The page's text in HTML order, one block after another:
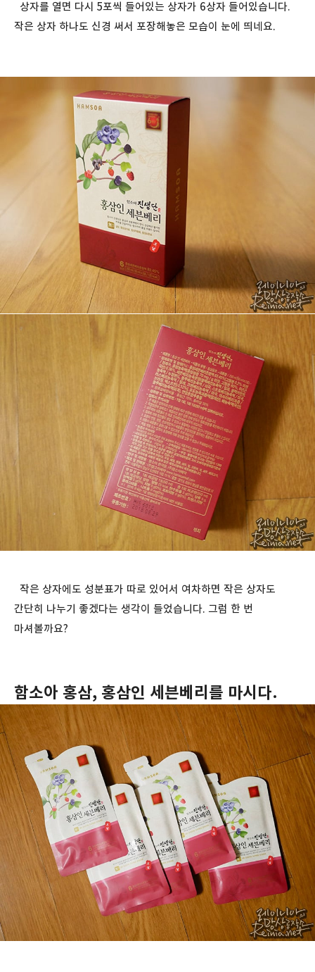
상자를 열면 다시 5포씩 들어있는 상자가 6상자 들어있습니다.
작은 상자 하나도 신경 써서 포장해놓은 모습이 눈에 띄네요.
작은 상자에도 성분표가 따로 있어서 여차하면 작은 상자도
간단히 나누기 좋겠다는 생각이 들었습니다. 그럼 한 번
마셔볼까요?
함소아 홍삼, 홍삼인 세븐베리를 마시다.